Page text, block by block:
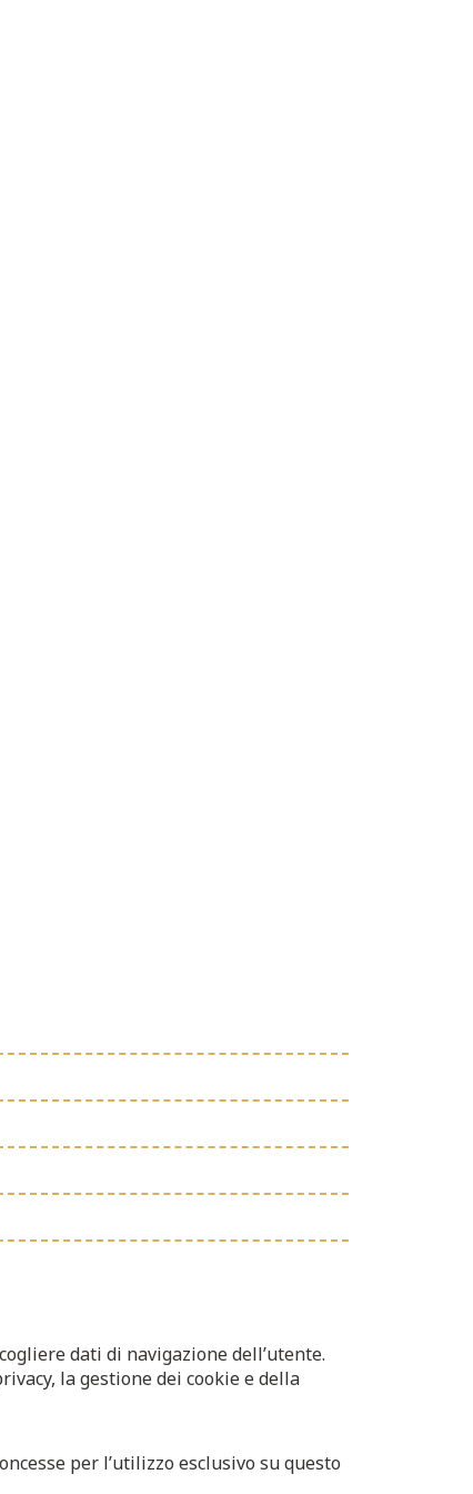
dati di navigazione dell’utente.
la gestione dei cookie e della
per l’utilizzo esclusivo su questo